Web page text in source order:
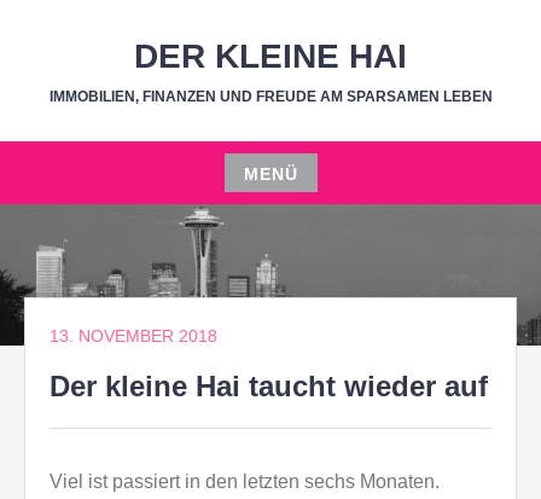
DER KLEINE HAI
IMMOBILIEN, FINANZEN UND FREUDE AM SPARSAMEN LEBEN
MENÜ
Zum
springen
13. NOVEMBER 2018
Der kleine Hai taucht wieder auf
Viel ist passiert in den letzten sechs Monaten.